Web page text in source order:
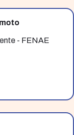
- FENAE